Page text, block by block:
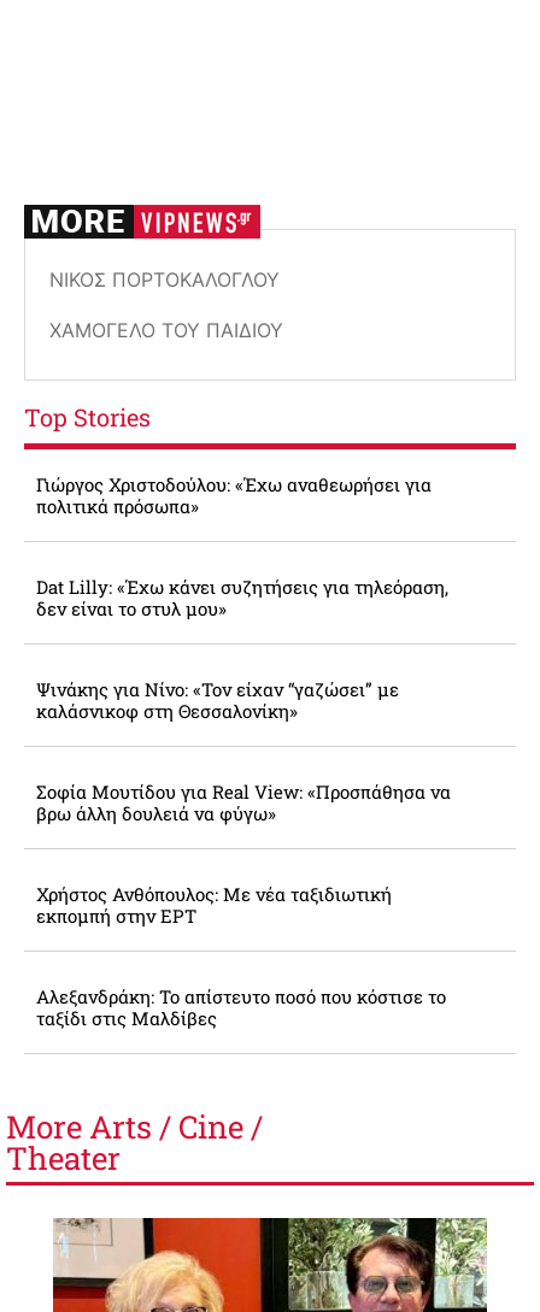
ΝΊΚΟΣ ΠΟΡΤΟΚΆΛΟΓΛΟΥ
ΧΑΜΌΓΕΛΟ ΤΟΥ ΠΑΙΔΙΟΎ
Top Stories
Γιώργος Χριστοδούλου: «Έχω αναθεωρήσει για
πολιτικά πρόσωπα»
Dat Lilly: «Έχω κάνει συζητήσεις για τηλεόραση,
δεν είναι το στυλ μου»
Ψινάκης για Νίνο: «Τον είχαν “γαζώσει” με
καλάσνικοφ στη Θεσσαλονίκη»
Σοφία Μουτίδου για Real View: «Προσπάθησα να
βρω άλλη δουλειά να φύγω»
Χρήστος Ανθόπουλος: Με νέα ταξιδιωτική
εκπομπή στην ΕΡΤ
Αλεξανδράκη: Το απίστευτο ποσό που κόστισε το
ταξίδι στις Μαλδίβες
MoreArts / Cine /
Theater